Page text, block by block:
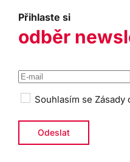
Přihlaste si
odběr
Souhlasím se Zásady